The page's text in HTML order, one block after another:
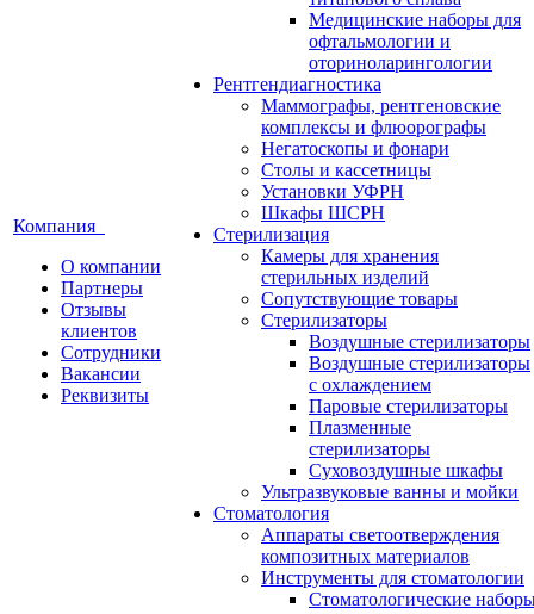
Компания
О компании
Партнеры
Отзывы
клиентов
Сотрудники
Вакансии
Реквизиты
Медицинские наборы для
офтальмологии и
оториноларингологии
Рентгендиагностика
Маммографы, рентгеновские
комплексы и флюорографы
Негатоскопы и фонари
Столы и кассетницы
Установки УФРН
Шкафы ШСРН
Стерилизация
Камеры для хранения
стерильных изделий
Сопутствующие товары
Стерилизаторы
Воздушные стерилизаторы
Воздушные стерилизаторы
с охлаждением
Паровые стерилизаторы
Плазменные
стерилизаторы
Суховоздушные шкафы
Ультразвуковые ванны и мойки
Стоматология
Аппараты светоотверждения
композитных материалов
Инструменты для стоматологии
Стоматологические